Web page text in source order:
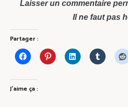
Laisser un commentaire
Il ne faut pas
Partager :
J’aime ça :